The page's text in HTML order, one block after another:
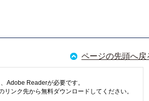
ページの先頭へ戻
Adobe Readerが必要です。
ンク先から無料ダウンロードしてください。